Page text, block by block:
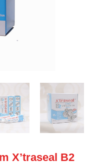
X’traseal B2